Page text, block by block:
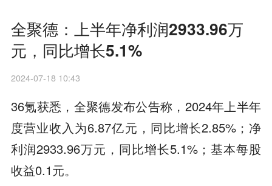
全聚德：上半年净利润2933.96万
元，同比增长5.1%
2024-07-18 10:43
36氪获悉，全聚德发布公告称，2024年上半年
度营业收入为6.87亿元，同比增长2.85%；净
利润2933.96万元，同比增长5.1%；基本每股
收益0.1元。